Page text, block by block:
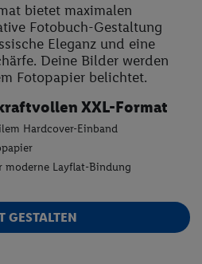
bietet maximalen
Fotobuch-Gestaltung
Eleganz und eine
Deine Bilder werden
Fotopapier belichtet.
XXL-Format
Hardcover-Einband
moderne Layflat-Bindung
GESTALTEN